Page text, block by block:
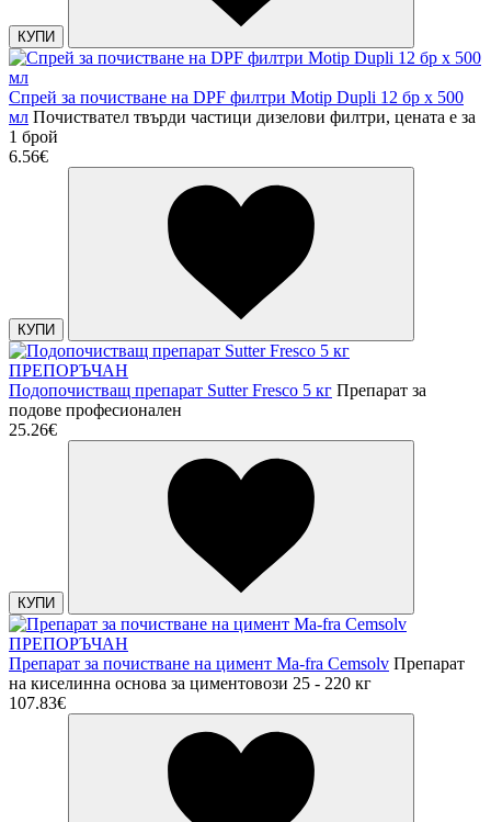
КУПИ
Спрей за почистване на DPF филтри Motip Dupli 12 бр х 500
мл Почиствател твърди частици дизелови филтри, цената е за
1 брой
6.56€
КУПИ
ПРЕПОРЪЧАН
Подопочистващ препарат Sutter Fresco 5 кг Препарат за
подове професионален
25.26€
КУПИ
ПРЕПОРЪЧАН
Препарат за почистване на цимент Ma-fra Cemsolv Препарат
на киселинна основа за циментовози 25 - 220 кг
107.83€